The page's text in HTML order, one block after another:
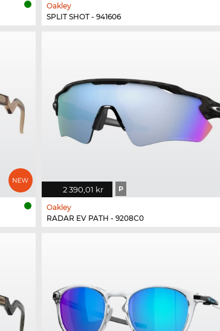
Oakley
SPLIT SHOT - 941606
2 390,01 kr P
Oakley
RADAR EV PATH - 9208C0